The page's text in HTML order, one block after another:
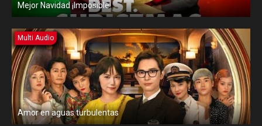
Mejor Navidad ¡Imposible!
Multi Audio
Amor en aguas turbulentas